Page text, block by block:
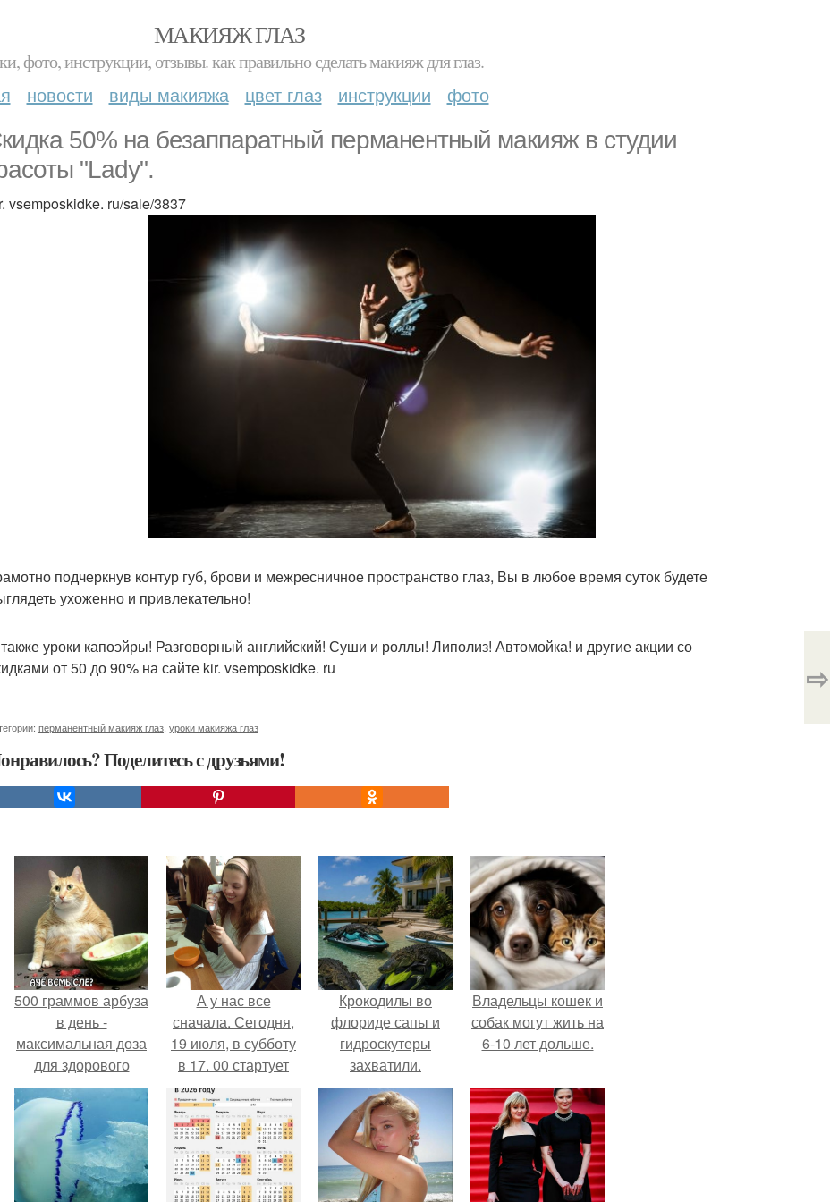
МАКИЯЖ ГЛАЗ
фото, инструкции, отзывы. как правильно сделать макияж для глаз.
новости виды макияжа цвет глаз инструкции фото
50% на безаппаратный перманентный макияж в студии
"Lady".
vsemposkidke. ru/sale/3837
подчеркнув контур губ, брови и межресничное пространство глаз, Вы в любое время суток будете
ухоженно и привлекательно!
уроки капоэйры! Разговорный английский! Суши и роллы! Липолиз! Автомойка! и другие акции со
от 50 до 90% на сайте kir. vsemposkidke. ru
перманентный макияж глаз уроки макияжа глаз
Поделитесь с друзьями!
⇨
500 граммов арбуза
в день -
максимальная доза
для здорового
взрослого,
предупредили
врачи.
А у нас все
сначала. Сегодня,
19 июля, в субботу
в 17. 00 стартует
"Школа красоты".
Крокодилы во
флориде сапы и
гидроскутеры
захватили.
Владельцы кошек и
собак могут жить на
6-10 лет дольше.